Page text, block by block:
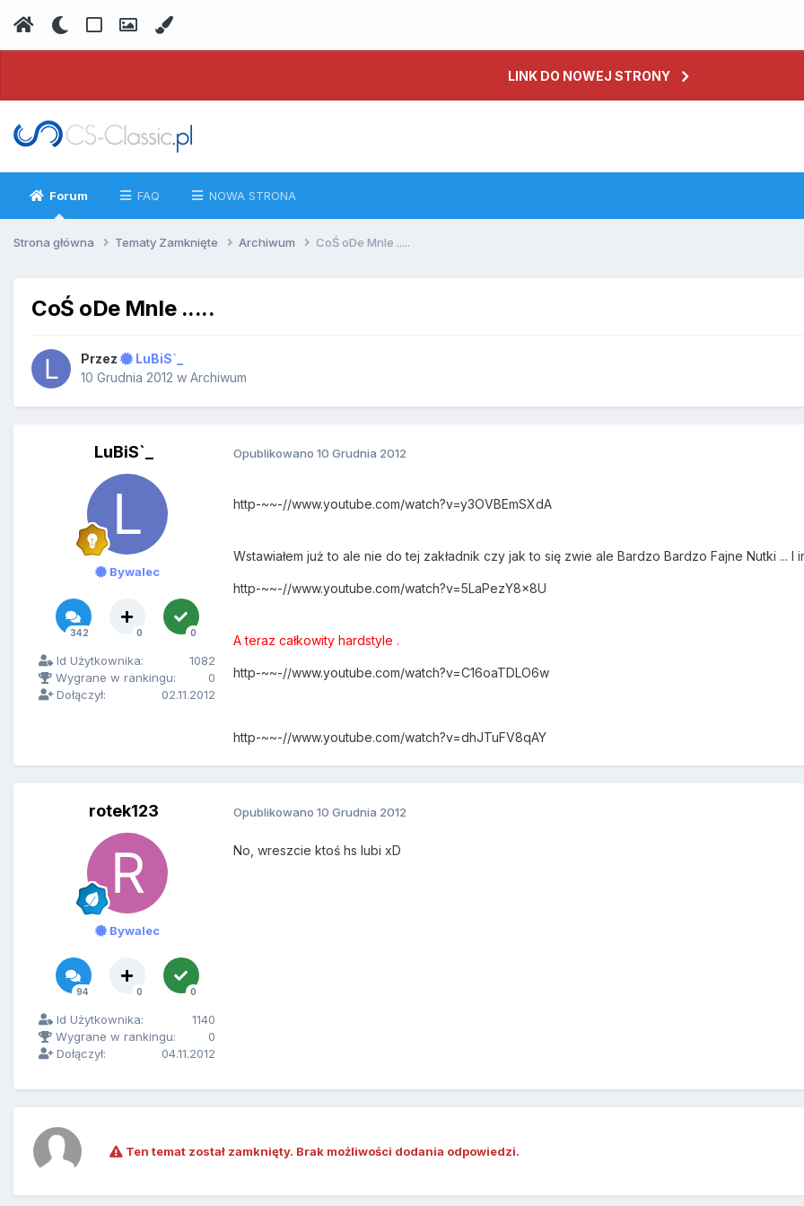
LINK DO NOWEJ STRONY
Forum FAQ NOWA STRONA
Strona główna Tematy Zamknięte Archiwum CoŚ oDe MnIe .....
CoŚ oDe MnIe .....
Przez
LuBiS`_
10 Grudnia 2012 w Archiwum
LuBiS`_
Bywalec
342 0 0
Id Użytkownika:
1082
Wygrane w rankingu:
0
Dołączył:
02.11.2012
Opublikowano 10 Grudnia 2012
http-~~-//www.youtube.com/watch?v=y3OVBEmSXdA
Wstawiałem już to ale nie do tej zakładnik czy jak to się zwie ale Bardzo Bardzo Fajne Nutki ... I
http-~~-//www.youtube.com/watch?v=5LaPezY8x8U
A teraz całkowity hardstyle .
http-~~-//www.youtube.com/watch?v=C16oaTDLO6w
http-~~-//www.youtube.com/watch?v=dhJTuFV8qAY
rotek123
Bywalec
94 0 0
Id Użytkownika:
1140
Wygrane w rankingu:
0
Dołączył:
04.11.2012
Opublikowano 10 Grudnia 2012
No, wreszcie ktoś hs lubi xD
Ten temat został zamknięty. Brak możliwości dodania odpowiedzi.